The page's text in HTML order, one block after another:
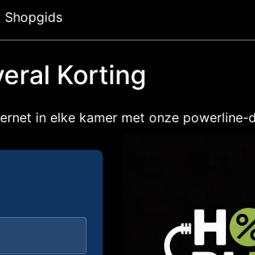
Shopgids
Korting
in elke kamer met onze powerline-